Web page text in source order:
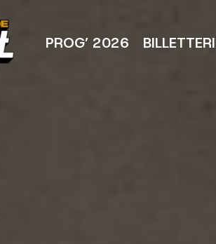
PROG’ 2026